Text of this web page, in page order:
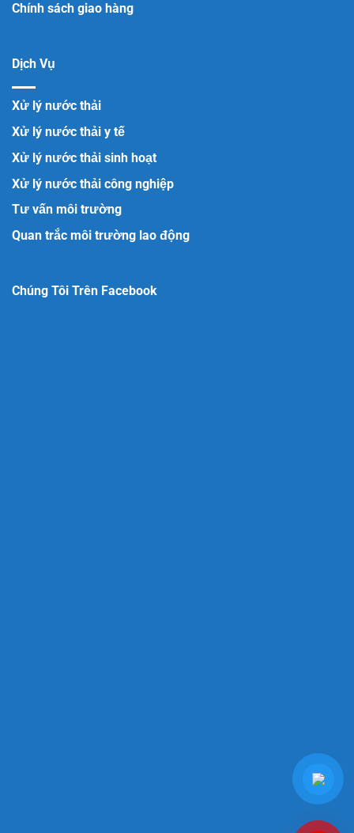
Chính sách giao hàng
Dịch Vụ
Xử lý nước thải
Xử lý nước thải y tế
Xử lý nước thải sinh hoạt
Xử lý nước thải công nghiệp
Tư vấn môi trường
Quan trắc môi trường lao động
Chúng Tôi Trên Facebook